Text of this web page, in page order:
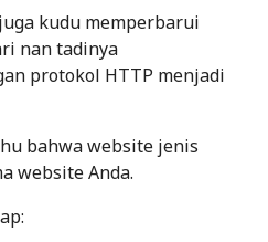
kudu memperbarui
nan tadinya
protokol HTTP menjadi
bahwa website jenis
website Anda.